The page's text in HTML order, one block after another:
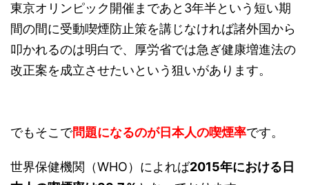
東京オリンピック開催まであと3年半という短い期
間の間に受動喫煙防止策を講じなければ諸外国から
叩かれるのは明白で、厚労省では急ぎ健康増進法の
改正案を成立させたいという狙いがあります。
でもそこで問題になるのが日本人の喫煙率です。
世界保健機関（WHO）によれば2015年における日